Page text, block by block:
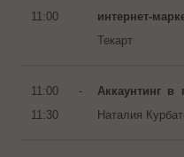
11:00
интернет-
Текарт
11:00 -
11:30
Аккаунтинг в
Наталия